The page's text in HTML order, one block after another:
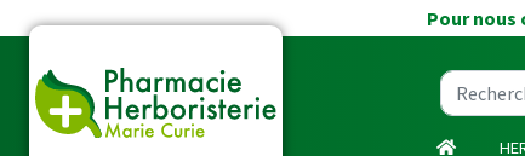
Pour nous